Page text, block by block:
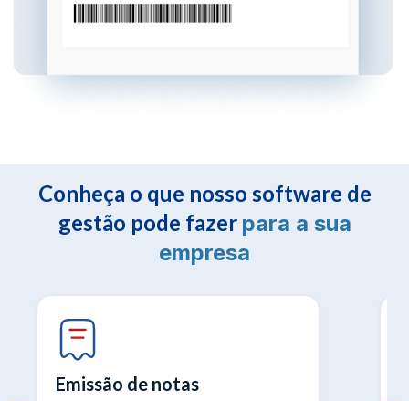
Conheça o que nosso software de
gestão pode fazer para a sua
empresa
Emissão de notas